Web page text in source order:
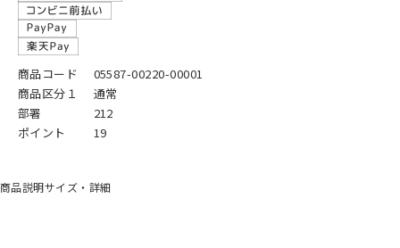
商品コード
05587-00220-00001
商品区分１
通常
部署
212
ポイント
19
商品説明サイズ・詳細